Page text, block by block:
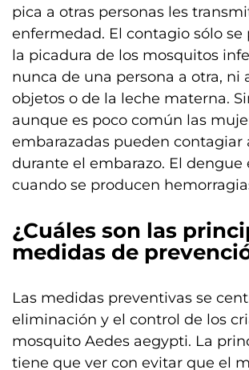
pica a otras personas les
enfermedad. El contagio sólo se
la picadura de los mosquitos
nunca de una persona a otra, ni
objetos o de la leche materna.
aunque es poco común las
embarazadas pueden contagiar
durante el embarazo. El dengue
cuando se producen
¿Cuáles son las
medidas de
Las medidas preventivas se
eliminación y el control de los
mosquito Aedes aegypti. La
tiene que ver con evitar que el